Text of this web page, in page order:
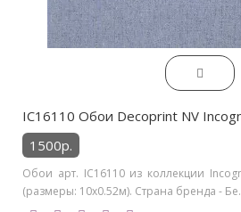
IC16110 Обои Decoprint NV
1500р.
Обои арт. IC16110 из коллекции
(размеры: 10х0.52м). Страна бренда -